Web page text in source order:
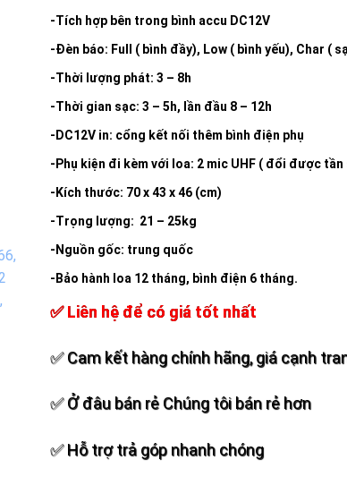
-Tích hợp bên trong bình accu DC12V
-Đèn báo: Full ( bình đầy), Low ( bình yếu), Char (
-Thời lượng phát: 3 – 8h
-Thời gian sạc: 3 – 5h, lần đầu 8 – 12h
-DC12V in: cổng kết nối thêm bình điện phụ
-Phụ kiện đi kèm với loa: 2 mic UHF ( đổi được
-Kích thước: 70 x 43 x 46 (cm)
-Trọng lượng: 21 – 25kg
-Nguồn gốc: trung quốc
-Bảo hành loa 12 tháng, bình điện 6 tháng.
✅ Liên hệ để có giá tốt nhất
✅ Cam kết hàng chính hãng, giá cạnh
✅ Ở đâu bán rẻ Chúng tôi bán rẻ hơn
✅ Hỗ trợ trả góp nhanh chóng